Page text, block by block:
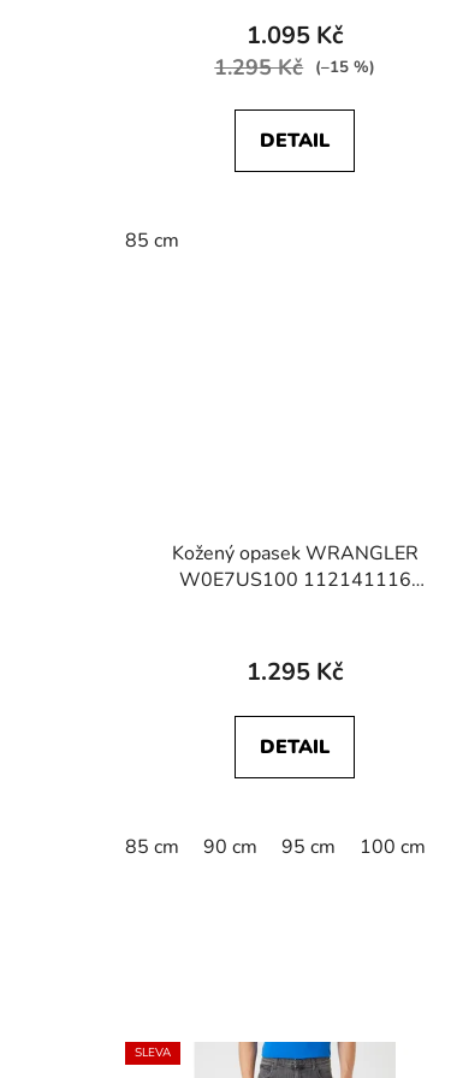
1.095 Kč
1.295 Kč (–15 %)
DETAIL
85 cm
Kožený opasek WRANGLER
W0E7US100 112141116
1.295 Kč
DETAIL
85 cm 90 cm 95 cm 100 cm
SLEVA